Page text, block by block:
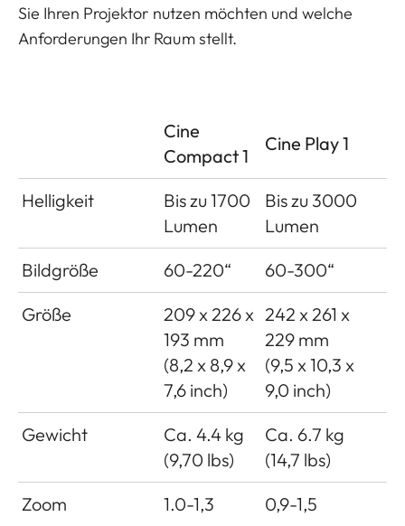
Sie Ihren Projektor nutzen möchten und welche
Anforderungen Ihr Raum stellt.
Cine
Compact 1
Cine Play 1
Helligkeit
Bis zu 1700
Lumen
Bis zu 3000
Lumen
Bildgröße
60-220“
60-300“
Größe
209 x 226 x
193 mm
(8,2 x 8,9 x
7,6 inch)
242 x 261 x
229 mm
(9,5 x 10,3 x
9,0 inch)
Gewicht
Ca. 4.4 kg
(9,70 lbs)
Ca. 6.7 kg
(14,7 lbs)
Zoom
1.0-1,3
0,9-1,5